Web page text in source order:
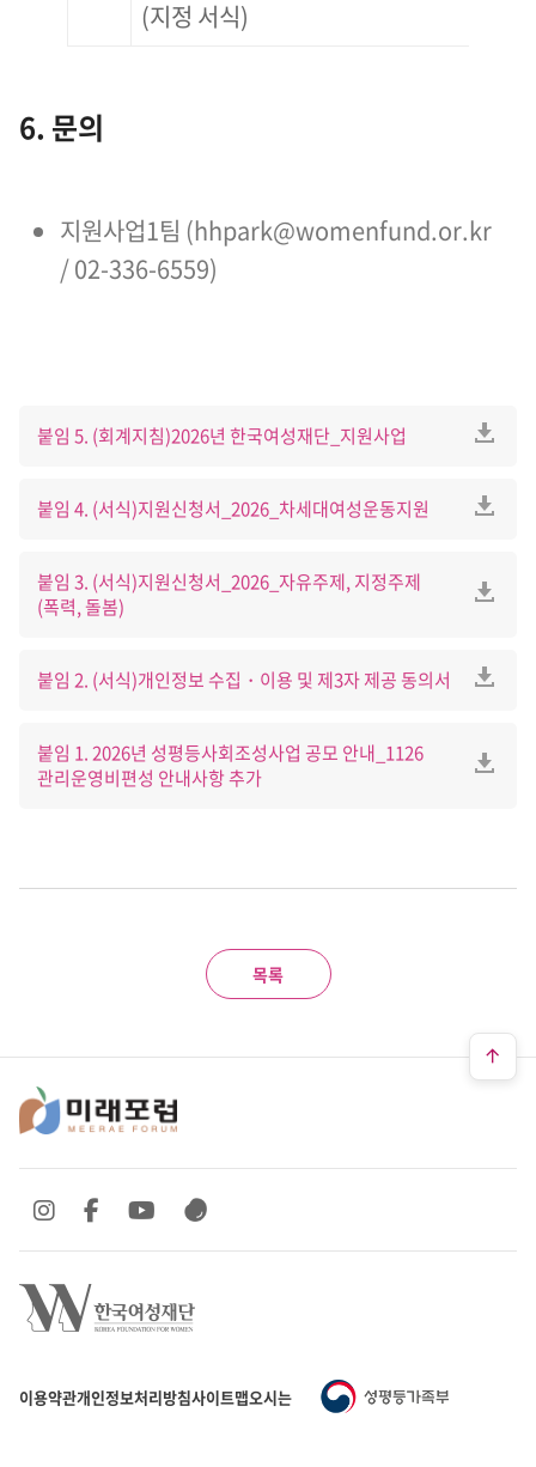
(지정 서식)
6. 문의
지원사업1팀 (hhpark@womenfund.or.kr
/ 02-336-6559)
붙임 5. (회계지침)2026년 한국여성재단_지원사업
붙임 4. (서식)지원신청서_2026_차세대여성운동지원
붙임 3. (서식)지원신청서_2026_자유주제, 지정주제
(폭력, 돌봄)
붙임 2. (서식)개인정보 수집・이용 및 제3자 제공 동의서
붙임 1. 2026년 성평등사회조성사업 공모 안내_1126
관리운영비편성 안내사항 추가
목록
이용약관개인정보처리방침사이트맵오시는 길
SNS 바로가기
SNS 바로가기SNS 바로가기
SNS 바로가기